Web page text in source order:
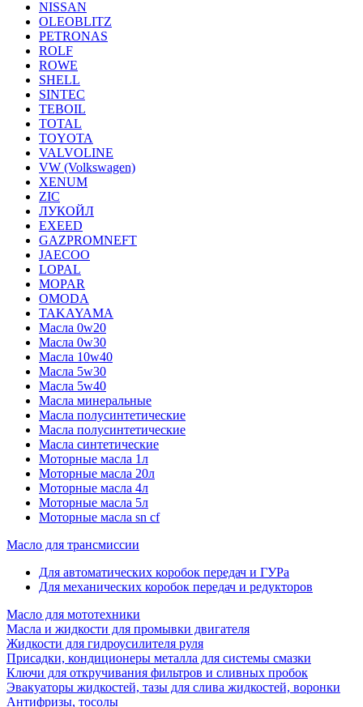
NISSAN
OLEOBLITZ
PETRONAS
ROLF
ROWE
SHELL
SINTEC
TEBOIL
TOTAL
TOYOTA
VALVOLINE
VW (Volkswagen)
XENUM
ZIC
ЛУКОЙЛ
EXEED
GAZPROMNEFT
JAECOO
LOPAL
MOPAR
OMODA
TAKAYAMA
Масла 0w20
Масла 0w30
Масла 10w40
Масла 5w30
Масла 5w40
Масла минеральные
Масла полусинтетические
Масла полусинтетические
Масла синтетические
Моторные масла 1л
Моторные масла 20л
Моторные масла 4л
Моторные масла 5л
Моторные масла sn cf
Масло для трансмиссии
Для автоматических коробок передач и ГУРа
Для механических коробок передач и редукторов
Масло для мототехники
Масла и жидкости для промывки двигателя
Жидкости для гидроусилителя руля
Присадки, кондиционеры металла для системы смазки
Ключи для откручивания фильтров и сливных пробок
Эвакуаторы жидкостей, тазы для слива жидкостей, воронки
Антифризы, тосолы